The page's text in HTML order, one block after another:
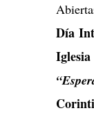
Día